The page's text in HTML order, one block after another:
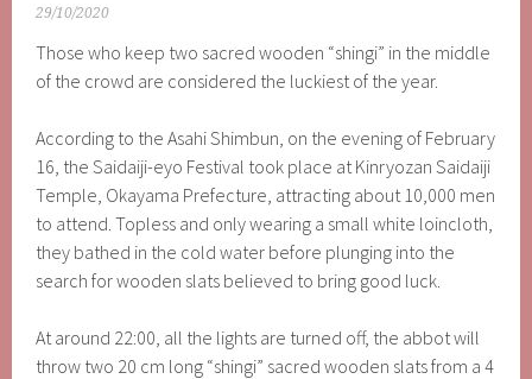
29/10/2020
Those who keep two sacred wooden “shingi” in the middle
of the crowd are considered the luckiest of the year.
According to the Asahi Shimbun, on the evening of February
16, the Saidaiji-eyo Festival took place at Kinryozan Saidaiji
Temple, Okayama Prefecture, attracting about 10,000 men
to attend. Topless and only wearing a small white loincloth,
they bathed in the cold water before plunging into the
search for wooden slats believed to bring good luck.
At around 22:00, all the lights are turned off, the abbot will
throw two 20 cm long “shingi” sacred wooden slats from a 4